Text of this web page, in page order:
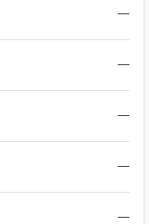
—
—
—
—
—